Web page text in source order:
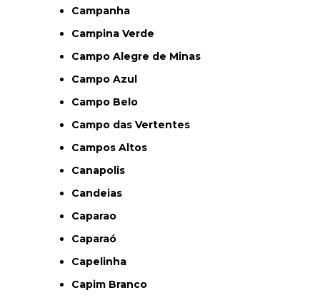
Campanha
Campina Verde
Campo Alegre de Minas
Campo Azul
Campo Belo
Campo das Vertentes
Campos Altos
Canapolis
Candeias
Caparao
Caparaó
Capelinha
Capim Branco